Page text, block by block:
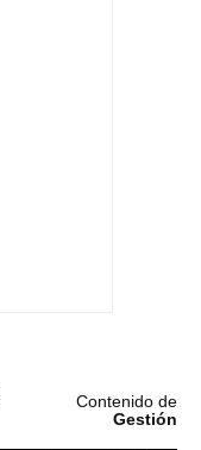
Contenido de
Gestión